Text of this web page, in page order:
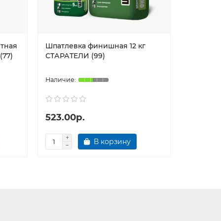
Шпатлевка финишная 12 кг
СТАРАТЕЛИ (99)
523.00р.
В корзину